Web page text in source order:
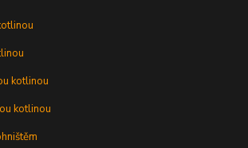
kotlinou
kotlinou